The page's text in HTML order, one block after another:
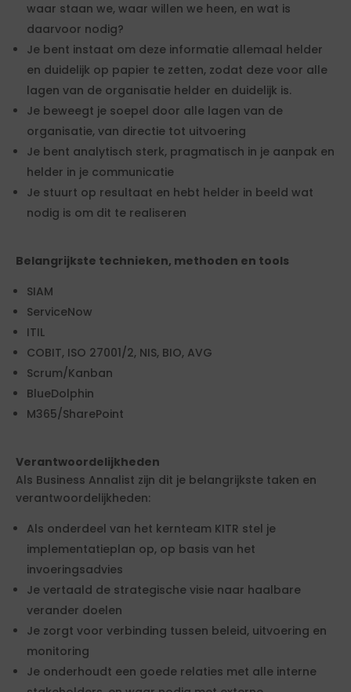
waar staan we, waar willen we heen, en wat is
daarvoor nodig?
Je bent instaat om deze informatie allemaal helder
en duidelijk op papier te zetten, zodat deze voor alle
lagen van de organisatie helder en duidelijk is.
Je beweegt je soepel door alle lagen van de
organisatie, van directie tot uitvoering
Je bent analytisch sterk, pragmatisch in je aanpak en
helder in je communicatie
Je stuurt op resultaat en hebt helder in beeld wat
nodig is om dit te realiseren
Belangrijkste technieken, methoden en tools
SIAM
ServiceNow
ITIL
COBIT, ISO 27001/2, NIS, BIO, AVG
Scrum/Kanban
BlueDolphin
M365/SharePoint
Verantwoordelijkheden
Als Business Annalist zijn dit je belangrijkste taken en
verantwoordelijkheden:
Als onderdeel van het kernteam KITR stel je
implementatieplan op, op basis van het
invoeringsadvies
Je vertaald de strategische visie naar haalbare
verander doelen
Je zorgt voor verbinding tussen beleid, uitvoering en
monitoring
Je onderhoudt een goede relaties met alle interne